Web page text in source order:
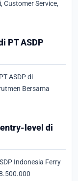
Service,
PT ASDP
ASDP di
Bersama
level di
Indonesia Ferry